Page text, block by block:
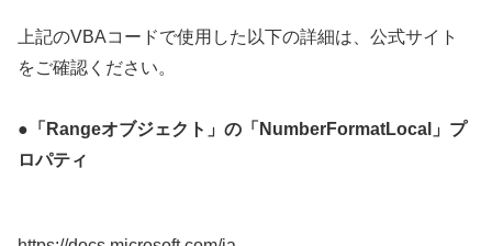
上記のVBAコードで使用した以下の詳細は、公式サイト
をご確認ください。
●「Rangeオブジェクト」の「NumberFormatLocal」プ
ロパティ